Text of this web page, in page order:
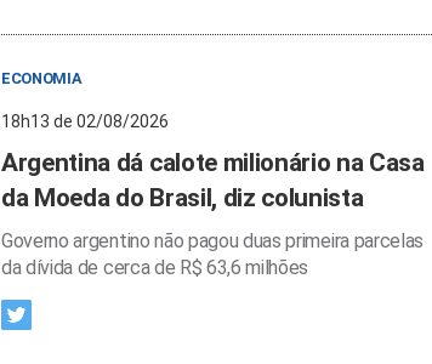
ECONOMIA
18h13 de 02/08/2026
Argentina dá calote milionário na Casa
da Moeda do Brasil, diz colunista
Governo argentino não pagou duas primeira parcelas
da dívida de cerca de R$ 63,6 milhões